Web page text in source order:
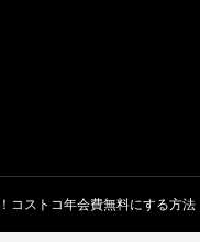
ストコ年会費無料にする方法